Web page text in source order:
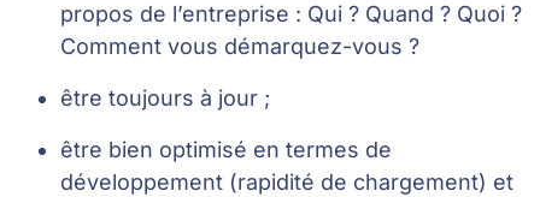
propos de l’entreprise : Qui ? Quand ? Quoi ?
Comment vous démarquez-vous ?
être toujours à jour ;
être bien optimisé en termes de
développement (rapidité de chargement) et